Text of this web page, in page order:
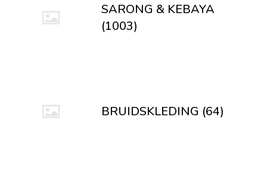
SARONG & KEBAYA
(1003)
BRUIDSKLEDING (64)